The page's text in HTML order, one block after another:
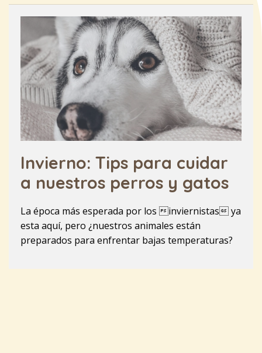
Invierno: Tips para cuidar
a nuestros perros y gatos
La época más esperada por los inviernistas ya
esta aquí, pero ¿nuestros animales están
preparados para enfrentar bajas temperaturas?